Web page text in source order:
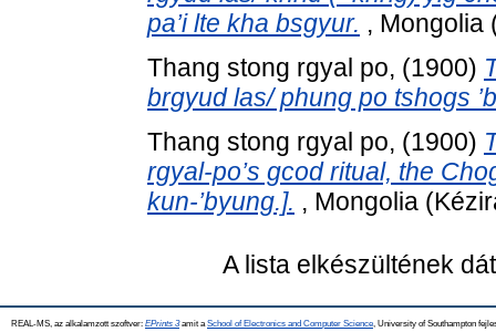
pa’i lte kha bsgyur. , Mongolia
Thang stong rgyal po, (1900)
brgyud las/ phung po tshogs
Thang stong rgyal po, (1900)
rgyal-po’s gcod ritual, the
kun-’byung.]. , Mongolia
A lista elkészültének
REAL-MS, az alkalamzott szoftver: EPrints 3amit a School of Electronics and Computer Science , University of Southampton